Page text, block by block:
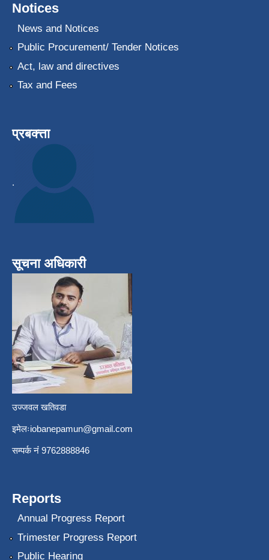
Notices
News and Notices
Public Procurement/ Tender Notices
Act, law and directives
Tax and Fees
प्रबक्त्ता
.
सूचना अधिकारी
उज्जवल खतिवडा
इमेलःiobanepamun@gmail.com
सम्पर्क नंं 9762888846
Reports
Annual Progress Report
Trimester Progress Report
Public Hearing